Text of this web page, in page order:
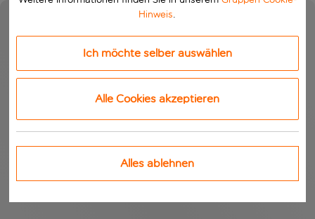
Hinweis.
Ich möchte selber auswählen
Alle Cookies akzeptieren
Alles ablehnen